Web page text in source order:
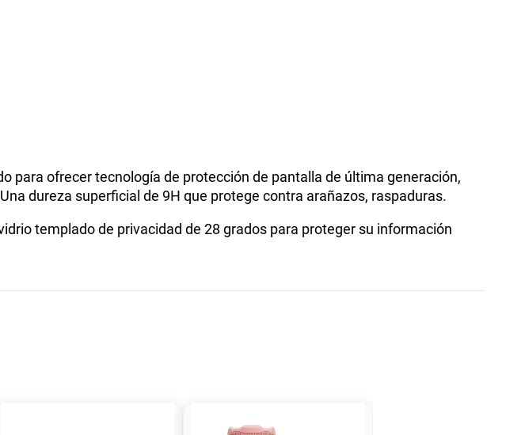
para ofrecer tecnología de protección de pantalla de última generación,
dureza superficial de 9H que protege contra arañazos, raspaduras.
templado de privacidad de 28 grados para proteger su información